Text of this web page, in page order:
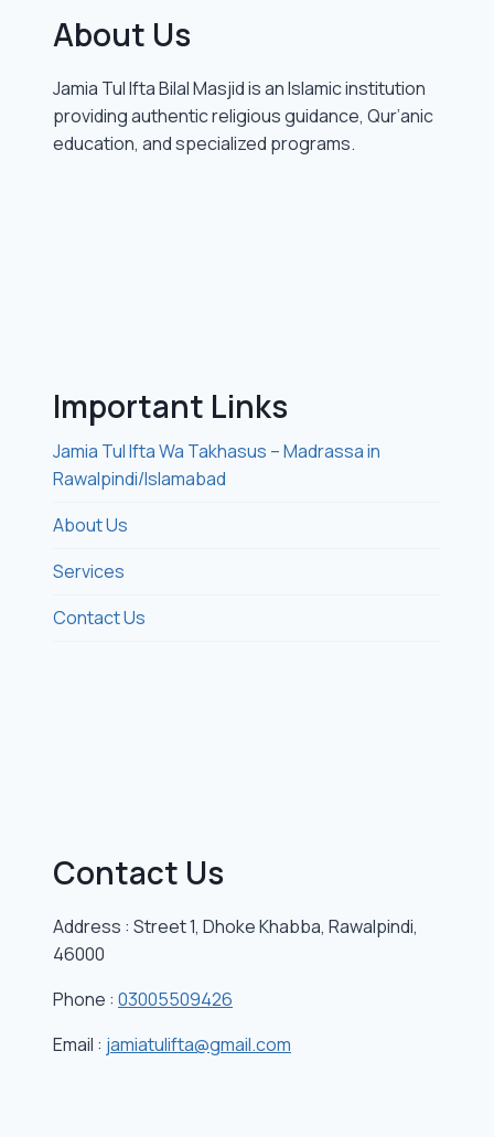
About Us
Jamia Tul Ifta Bilal Masjid is an Islamic institution
providing authentic religious guidance, Qur’anic
education, and specialized programs.
Important Links
Jamia Tul Ifta Wa Takhasus – Madrassa in
Rawalpindi/Islamabad
About Us
Services
Contact Us
Contact Us
Address : Street 1, Dhoke Khabba, Rawalpindi,
46000
Phone : 03005509426
Email : jamiatulifta@gmail.com